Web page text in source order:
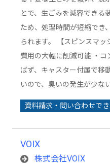
とで、生ごみを減容できる
ため、処理時間が短縮でき
られます。 【スピンスマ
費用の大幅に削減可能 ・
ばず、キャスター付属で移
いので、臭いの発生が少な
資料請求・問い合わせで
VOIX
株式会社VOIX